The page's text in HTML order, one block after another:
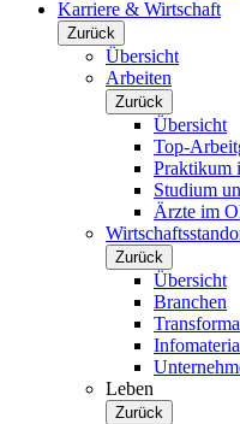
Karriere & Wirtschaft
Zurück
Übersicht
Arbeiten
Zurück
Übersicht
Top-
Praktikum
Studium
Ärzte im
Zurück
Übersicht
Branchen
Leben
Zurück